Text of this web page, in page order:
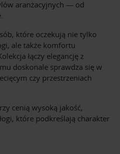
aranżacyjnych — od
które oczekują nie tylko
ale także komfortu
łączy elegancję z
doskonale sprawdza się w
czy przestrzeniach
cenią wysoką jakość,
które podkreślają charakter